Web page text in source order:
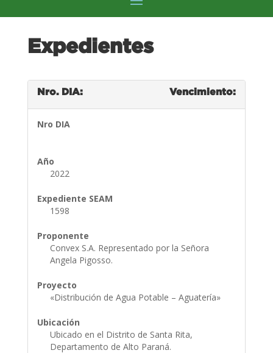
Expedientes
Nro. DIA: Vencimiento:
Nro DIA
Año
2022
Expediente SEAM
1598
Proponente
Convex S.A. Representado por la Señora
Angela Pigosso.
Proyecto
«Distribución de Agua Potable – Aguatería»
Ubicación
Ubicado en el Distrito de Santa Rita,
Departamento de Alto Paraná.